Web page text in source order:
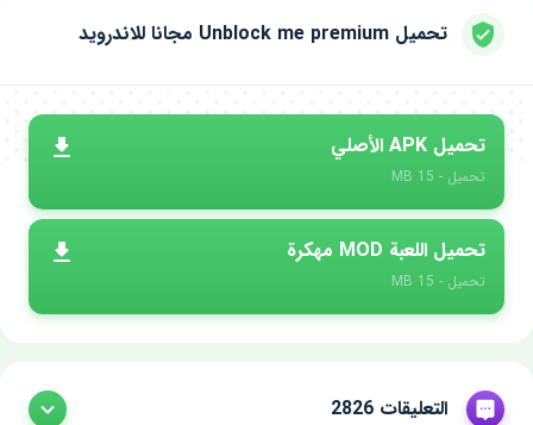
تحميل Unblock me premium مجانا للاندرويد
تحميل APK الأصلي
تحميل - 15 MB
تحميل اللعبة MOD مهكرة
تحميل - 15 MB
التعليقات 2826